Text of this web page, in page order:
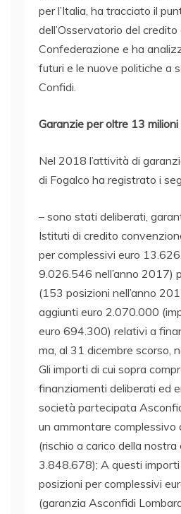
per l’Italia, ha tracciato il
dell’Osservatorio del credito
Confederazione e ha
futuri e le nuove politiche a
Confidi.
Garanzie per oltre 13 milioni
Nel 2018 l’attività di
di Fogalco ha registrato i
– sono stati deliberati,
Istituti di credito
per complessivi euro
9.026.546 nell’anno 2017)
(153 posizioni nell’anno
aggiunti euro 2.070.000
euro 694.300) relativi a
ma, al 31 dicembre scorso,
Gli importi di cui sopra
finanziamenti deliberati ed
società partecipata
un ammontare
(rischio a carico della
3.848.678); A questi
posizioni per complessivi
(garanzia Asconfidi